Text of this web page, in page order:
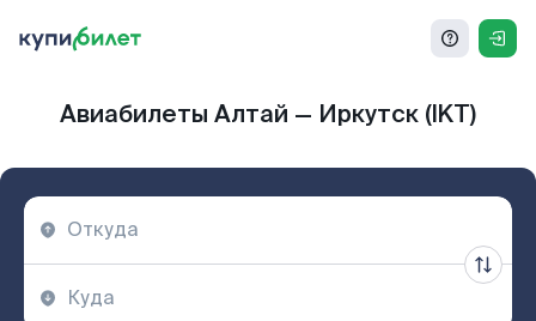
Авиабилеты Алтай — Иркутск (IKT)